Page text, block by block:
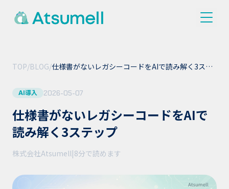
TOP/BLOG/仕様書がないレガシーコードをAIで読み解く3ステ
AI導入 2026-05-07
仕様書がないレガシーコードをAIで
読み解く3ステップ
株式会社Atsumell|8分で読めます